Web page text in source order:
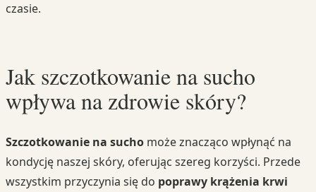
czasie.
Jak szczotkowanie na sucho
wpływa na zdrowie skóry?
Szczotkowanie na sucho może znacząco wpłynąć na
kondycję naszej skóry, oferując szereg korzyści. Przede
wszystkim przyczynia się do poprawy krążenia krwi